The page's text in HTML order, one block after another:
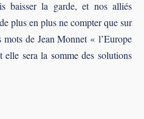
baisser la garde, et nos alliés
plus en plus ne compter que sur
mots de Jean Monnet « l’Europe
elle sera la somme des solutions